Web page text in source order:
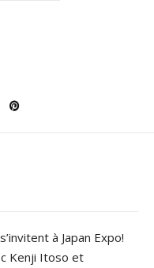
à Japan Expo!
Kenji Itoso et